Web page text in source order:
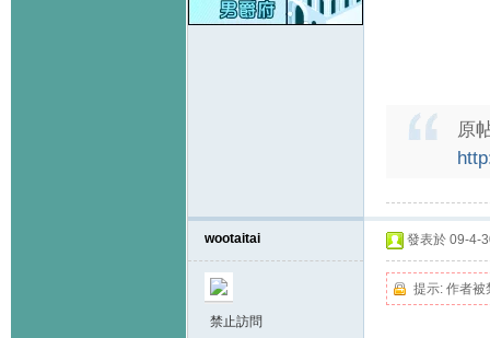
原
wootaitai
禁止訪問
發表於 09-4-
提示: 作者被